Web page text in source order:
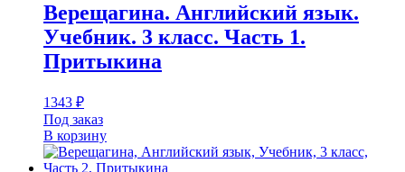
Верещагина. Английский язык.
Учебник. 3 класс. Часть 1.
Притыкина
1343 ₽
Под заказ
В корзину